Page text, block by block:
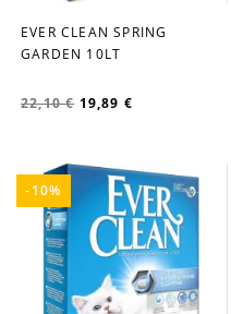
favorite_border
EVER CLEAN SPRING
GARDEN 10LT
22,10 € 19,89 €
-10%